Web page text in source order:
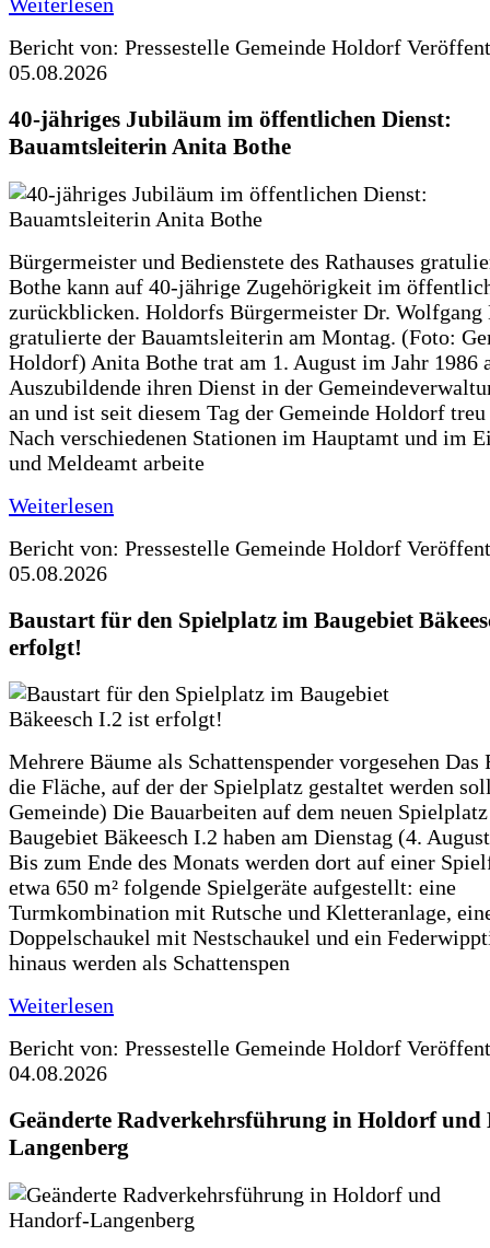
Bericht von: Pressestelle Gemeinde Holdorf
05.08.2026
40-jähriges Jubiläum im öffentlichen Dienst:
Bauamtsleiterin Anita Bothe
Bürgermeister und Bedienstete des Rathauses
Bothe kann auf 40-jährige Zugehörigkeit im
zurückblicken. Holdorfs Bürgermeister Dr. Wolfgang
gratulierte der Bauamtsleiterin am Montag. (Foto:
Holdorf) Anita Bothe trat am 1. August im Jahr 1986
Auszubildende ihren Dienst in der
an und ist seit diesem Tag der Gemeinde Holdorf
Nach verschiedenen Stationen im Hauptamt und im
und Meldeamt arbeite
Weiterlesen
Bericht von: Pressestelle Gemeinde Holdorf
05.08.2026
Baustart für den Spielplatz im Baugebiet
erfolgt!
Mehrere Bäume als Schattenspender vorgesehen Das
die Fläche, auf der der Spielplatz gestaltet werden
Gemeinde) Die Bauarbeiten auf dem neuen
Baugebiet Bäkeesch I.2 haben am Dienstag (4.
Bis zum Ende des Monats werden dort auf einer
etwa 650 m² folgende Spielgeräte aufgestellt: eine
Turmkombination mit Rutsche und Kletteranlage,
Doppelschaukel mit Nestschaukel und ein
hinaus werden als Schattenspen
Weiterlesen
Bericht von: Pressestelle Gemeinde Holdorf
04.08.2026
Geänderte Radverkehrsführung in Holdorf
Langenberg